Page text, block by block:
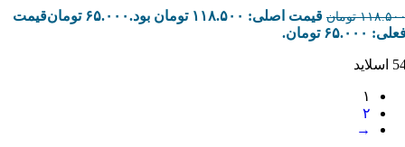
تومان قیمت اصلی: ۱۱۸.۵۰۰ تومان بود. ۶۵.۰۰۰ تومانقیمت
۶۵.۰۰۰ تومان.
۱
۲
→